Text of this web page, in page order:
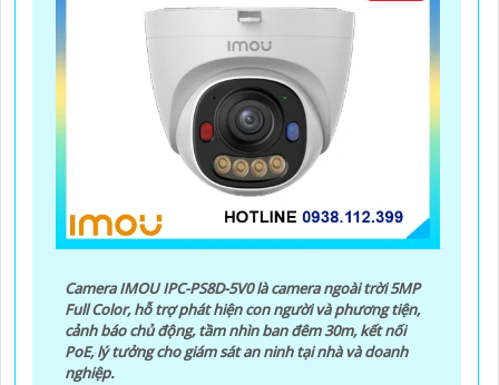
Camera IMOU IPC-PS8D-5V0 là camera ngoài trời 5MP
Full Color, hỗ trợ phát hiện con người và phương tiện,
cảnh báo chủ động, tầm nhìn ban đêm 30m, kết nối
PoE, lý tưởng cho giám sát an ninh tại nhà và doanh
nghiệp.